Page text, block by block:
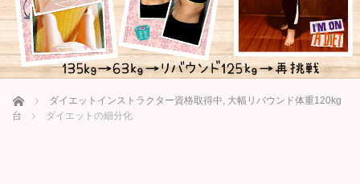
ホーム ダイエットインストラクター資格取得中, 大幅リバウンド体重120kg
台
ダイエットの細分化